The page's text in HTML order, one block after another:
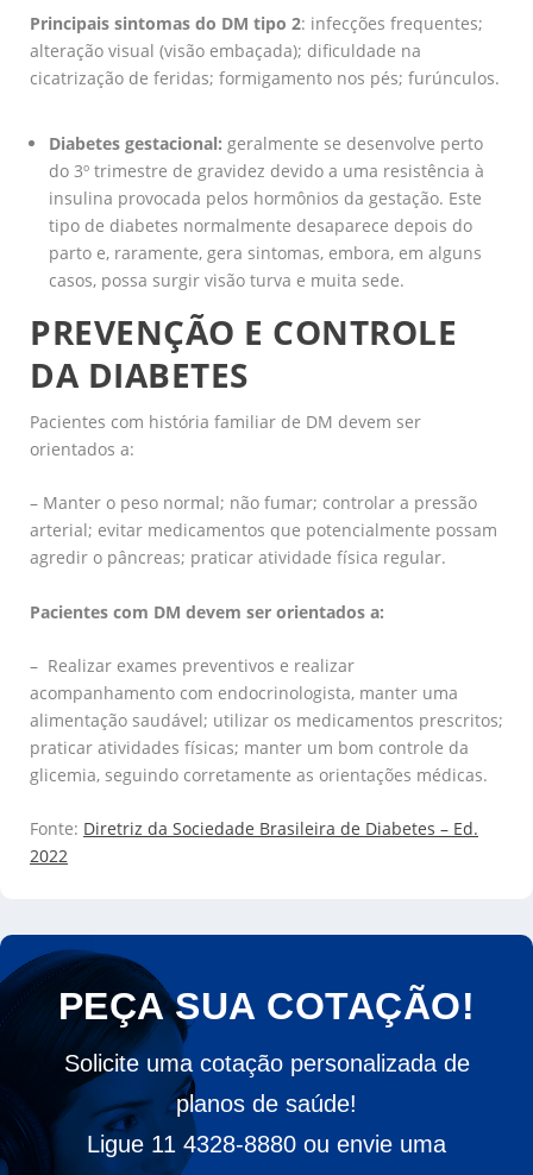
Principais sintomas do DM tipo 2: infecções frequentes;
alteração visual (visão embaçada); dificuldade na
cicatrização de feridas; formigamento nos pés; furúnculos.
Diabetes gestacional: geralmente se desenvolve perto
do 3º trimestre de gravidez devido a uma resistência à
insulina provocada pelos hormônios da gestação. Este
tipo de diabetes normalmente desaparece depois do
parto e, raramente, gera sintomas, embora, em alguns
casos, possa surgir visão turva e muita sede.
PREVENÇÃO E CONTROLE
DA DIABETES
Pacientes com história familiar de DM devem ser
orientados a:
– Manter o peso normal; não fumar; controlar a pressão
arterial; evitar medicamentos que potencialmente possam
agredir o pâncreas; praticar atividade física regular.
Pacientes com DM devem ser orientados a:
– Realizar exames preventivos e realizar
acompanhamento com endocrinologista, manter uma
alimentação saudável; utilizar os medicamentos prescritos;
praticar atividades físicas; manter um bom controle da
glicemia, seguindo corretamente as orientações médicas.
Fonte: Diretriz da Sociedade Brasileira de Diabetes – Ed.
2022
PEÇA SUA COTAÇÃO!
Solicite uma cotação personalizada de
planos de saúde!
Ligue 11 4328-8880 ou envie uma